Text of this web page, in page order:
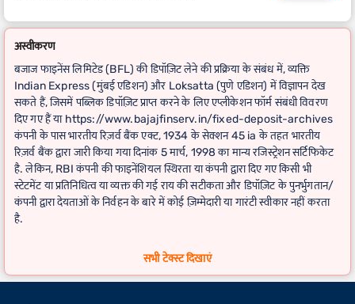
अस्वीकरण
बजाज फाइनेंस लिमिटेड (BFL) की डिपॉज़िट लेने की प्रक्रिया के संबंध में, व्यक्ति
Indian Express (मुंबई एडिशन) और Loksatta (पुणे एडिशन) में विज्ञापन देख
सकते हैं, जिसमें पब्लिक डिपॉज़िट प्राप्त करने के लिए एप्लीकेशन फॉर्म संबंधी विवरण
दिए गए हैं या https://www.bajajfinserv.in/fixed-deposit-archives
कंपनी के पास भारतीय रिज़र्व बैंक एक्ट, 1934 के सेक्शन 45 ia के तहत भारतीय
रिज़र्व बैंक द्वारा जारी किया गया दिनांक 5 मार्च, 1998 का मान्य रजिस्ट्रेशन सर्टिफिकेट
है. लेकिन, RBI कंपनी की फाइनेंशियल स्थिरता या कंपनी द्वारा दिए गए किसी भी
स्टेटमेंट या प्रतिनिधित्व या व्यक्त की गई राय की सटीकता और डिपॉज़िट के पुनर्भुगतान/
कंपनी द्वारा देयताओं के निर्वहन के बारे में कोई ज़िम्मेदारी या गारंटी स्वीकार नहीं करता
है.
के लिए, अगर फिक्स्ड डिपॉज़िट की अवधि में लीप वर्ष शामिल है, तो
सभी टेक्स्ट दिखाएं